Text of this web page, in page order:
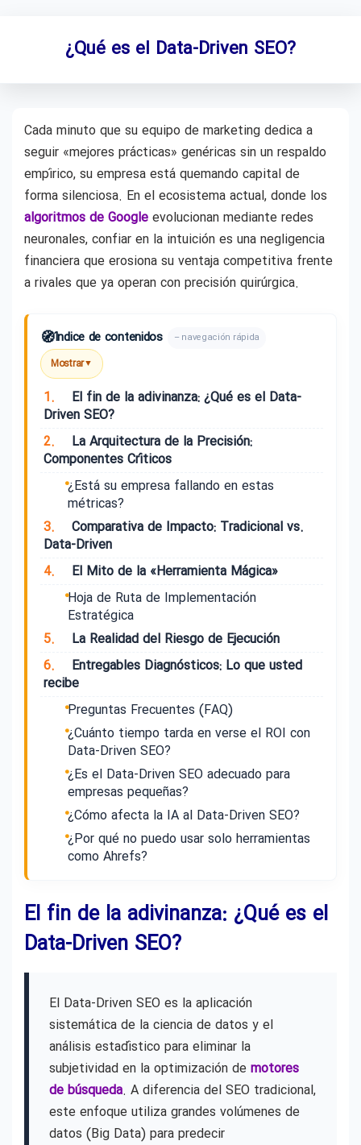
¿Qué es el Data-Driven SEO?
Cada minuto que su equipo de marketing dedica a
seguir «mejores prácticas» genéricas sin un respaldo
empírico, su empresa está quemando capital de
forma silenciosa. En el ecosistema actual, donde los
algoritmos de Google evolucionan mediante redes
neuronales, confiar en la intuición es una negligencia
financiera que erosiona su ventaja competitiva frente
a rivales que ya operan con precisión quirúrgica.
🧭Índice de contenidos – navegación rápida
Mostrar▼
1.
El fin de la adivinanza: ¿Qué es el Data-
Driven SEO?
2.
La Arquitectura de la Precisión:
Componentes Críticos
¿Está su empresa fallando en estas
métricas?
3.
Comparativa de Impacto: Tradicional vs.
Data-Driven
4.
El Mito de la «Herramienta Mágica»
Hoja de Ruta de Implementación
Estratégica
5.
La Realidad del Riesgo de Ejecución
6.
Entregables Diagnósticos: Lo que usted
recibe
Preguntas Frecuentes (FAQ)
¿Cuánto tiempo tarda en verse el ROI con
Data-Driven SEO?
¿Es el Data-Driven SEO adecuado para
empresas pequeñas?
¿Cómo afecta la IA al Data-Driven SEO?
¿Por qué no puedo usar solo herramientas
como Ahrefs?
El fin de la adivinanza: ¿Qué es el
Data-Driven SEO?
El Data-Driven SEO es la aplicación
sistemática de la ciencia de datos y el
análisis estadístico para eliminar la
subjetividad en la optimización de motores
de búsqueda. A diferencia del SEO tradicional,
este enfoque utiliza grandes volúmenes de
datos (Big Data) para predecir